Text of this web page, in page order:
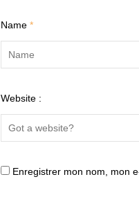
Name *
Website :
Enregistrer mon nom, mon